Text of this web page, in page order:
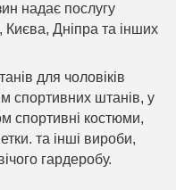
надає послугу
Дніпра та інших
для чоловіків
спортивних штанів, у
спортивні костюми,
та інші вироби,
гардеробу.